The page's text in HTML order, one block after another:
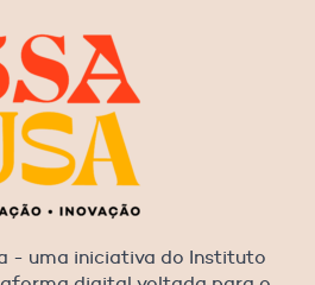
- uma iniciativa do Instituto